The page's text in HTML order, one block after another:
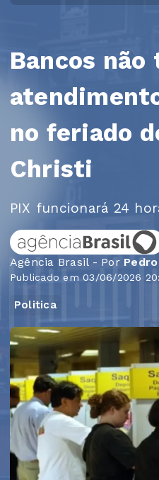
Bancos não
no feriado
Christi
PIX funcionará 24
Agência Brasil - Por
Publicado em 03/06/2026
Politica